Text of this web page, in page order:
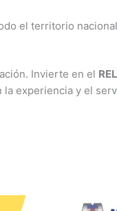
el territorio
Invierte en el
la experiencia y el